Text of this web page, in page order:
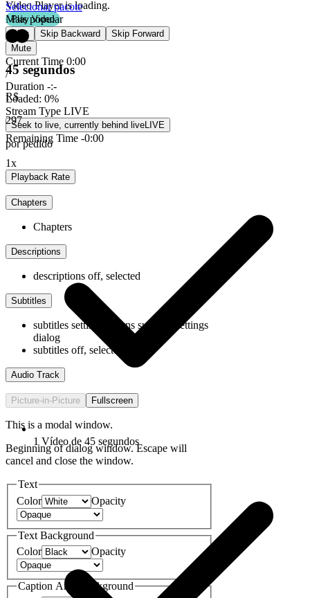
Video Player is loading.
Play Video
Play
Skip Backward
Skip Forward
Mute
Current Time 0:00
/
Duration -:-
Loaded: 0%
Stream Type LIVE
Seek to live, currently behind liveLIVE
Remaining Time -0:00
1x
Playback Rate
Chapters
Chapters
Descriptions
descriptions off, selected
Subtitles
subtitles settings
, opens subtitles settings
dialog
subtitles off, selected
Audio Track
Picture-in-Picture Fullscreen
This is a modal window.
Beginning of dialog window. Escape will
cancel and close the window.
Text
Color
Opacity
Text Background
Color
Opacity
Caption Area Background
Selecionar pacote
Mais popular
45 segundos
R$
297
por pedido
1 Vídeo de 45 segundos